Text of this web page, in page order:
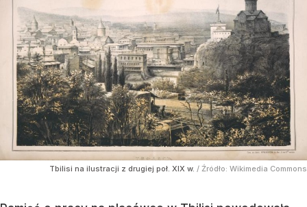
Tbilisi na ilustracji z drugiej poł. XIX w. / Źródło: Wikimedia Commons